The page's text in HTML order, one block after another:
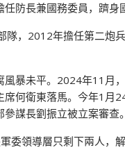
防長兼國務委員，躋身
隊，2012年擔任第二炮
風暴未平。2024年11月
席何衛東落馬。今年1月
謀長劉振立被立案審查。
委領導層只剩下兩人，